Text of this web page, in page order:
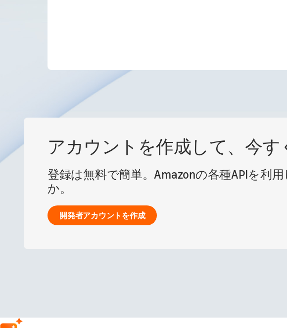
アカウントを作成して、今す
登録は無料で簡単。Amazonの各種APIを利
か。
開発者アカウントを作成